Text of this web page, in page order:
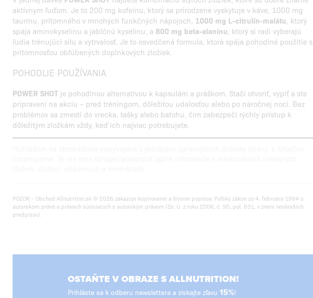
aktívnym ľuďom. Je to 200 mg kofeínu, ktorý sa prirodzene vyskytuje v káve, 1000 mg
taurínu, prítomného v mnohých funkčných nápojoch, 1000 mg L-citrulín-malátu, ktorý
spája aminokyselinu a jablčnú kyselinu, a 800 mg beta-alanínu, ktorý si radi vyberajú
ľudia trénujúci silu a vytrvalosť. Je to osvedčená formula, ktorá spája pohodlné použitie s
prítomnosťou obľúbených doplnkových zložiek.
POHODLIE POUŽÍVANIA
POWER SHOT je pohodlnou alternatívou k kapsulám a práškom. Stačí otvoriť, vypiť a ste
pripravení na akciu – pred tréningom, dôležitou udalosťou alebo po náročnej noci. Bez
problémov sa zmestí do vrecka, tašky alebo batohu, čím zabezpečí rýchly prístup k
dôležitým zložkám vždy, keď ich najviac potrebujete.
POZOR – Obchod Allnutrition.sk © 2026 zakazuje kopírovanie a šírenie popisov. Poľský zákon zo 4. februára 1994 o
autorskom práve a právach súvisiacich s autorským právom (Dz. U. z roku 2006, č. 90, pol. 631, v znení neskorších
predpisov).
OSTAŇTE V OBRAZE S ALLNUTRITION!
Prihláste sa k odberu newslettera a získajte zľavu 15%!